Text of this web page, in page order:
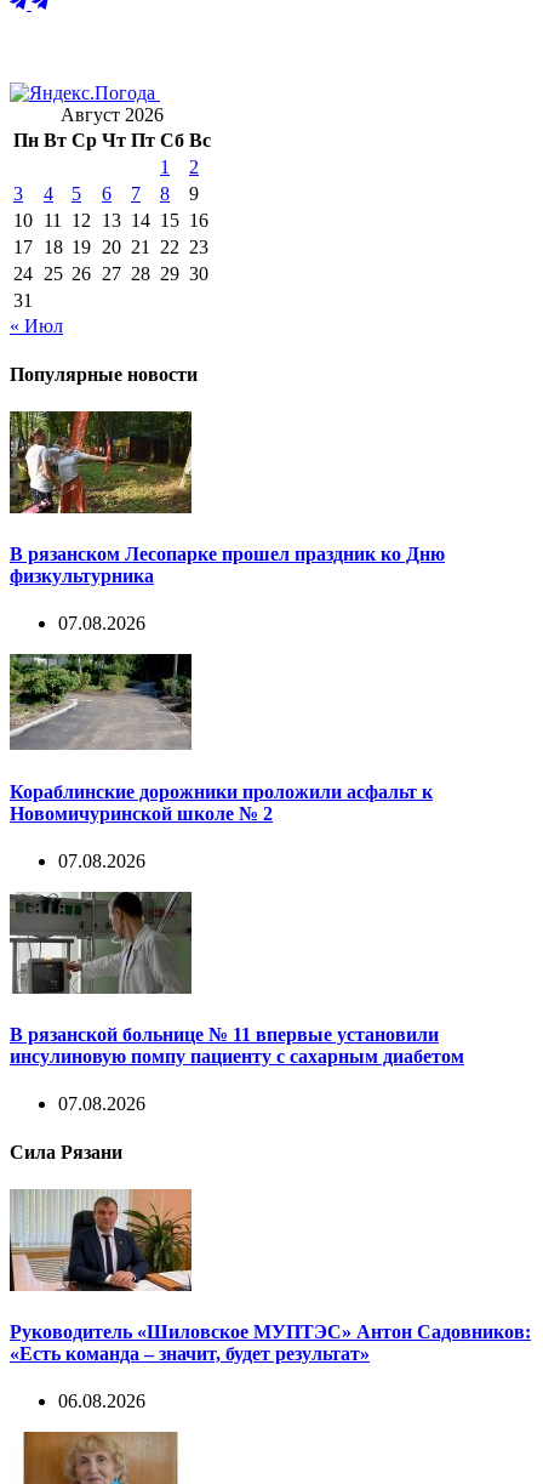
Август 2026
Пн Вт Ср Чт Пт Сб Вс
1
2
3
4 5 6 7 8
9
10 11 12 13 14 15 16
17 18 19 20 21 22 23
24 25 26 27 28 29 30
31
« Июл
Популярные новости
В рязанском Лесопарке прошел праздник ко Дню
физкультурника
07.08.2026
Кораблинские дорожники проложили асфальт к
Новомичуринской школе № 2
07.08.2026
В рязанской больнице № 11 впервые установили
инсулиновую помпу пациенту с сахарным диабетом
07.08.2026
Сила Рязани
Руководитель «Шиловское МУПТЭС» Антон Садовников:
«Есть команда – значит, будет результат»
06.08.2026